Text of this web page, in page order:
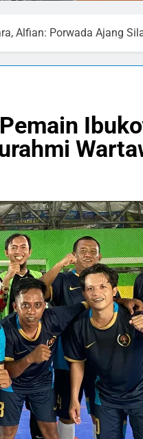
Alfian: Porwada Ajang